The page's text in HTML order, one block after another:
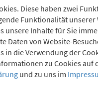
(0221) 36 757 24
meistern
Diese haben zwei
Funktionalität unserer
unsere Inhalte für Sie
Daten von Website-
in die Verwendung der
zu Cookies auf
und zu uns im